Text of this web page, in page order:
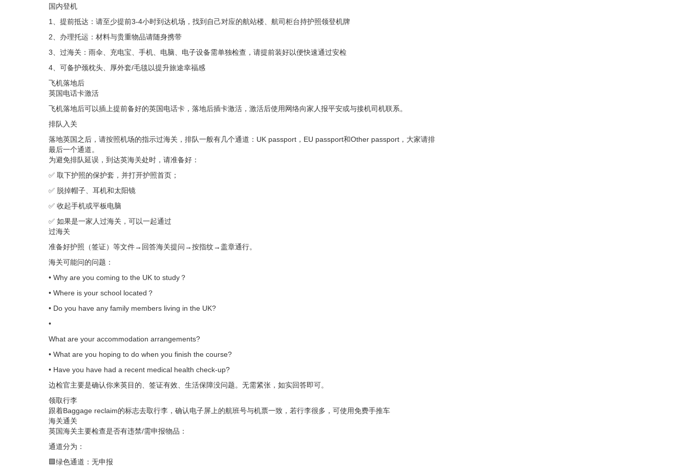
国内登机
1、提前抵达：请至少提前3-4小时到达机场，找到自己对应的航站楼、航司柜台持护照领登机牌
2、办理托运：材料与贵重物品请随身携带
3、过海关：雨伞、充电宝、手机、电脑、电子设备需单独检查，请提前装好以便快速通过安检
4、可备护颈枕头、厚外套/毛毯以提升旅途幸福感
飞机落地后
英国电话卡激活
飞机落地后可以插上提前备好的英国电话卡，落地后插卡激活，激活后使用网络向家人报平安或与接机司机联系。
排队入关
落地英国之后，请按照机场的指示过海关，排队一般有几个通道：UK passport，EU passport和Other passport，大家请排
最后一个通道。
为避免排队延误，到达英海关处时，请准备好：
✅ 取下护照的保护套，并打开护照首页；
✅ 脱掉帽子、耳机和太阳镜
✅ 收起手机或平板电脑
✅ 如果是一家人过海关，可以一起通过
过海关
准备好护照（签证）等文件→回答海关提问→按指纹→盖章通行。
海关可能问的问题：
• Why are you coming to the UK to study？
• Where is your school located？
• Do you have any family members living in the UK?
•
What are your accommodation arrangements?
• What are you hoping to do when you finish the course?
• Have you have had a recent medical health check-up?
边检官主要是确认你来英目的、签证有效、生活保障没问题。无需紧张，如实回答即可。
领取行李
跟着Baggage reclaim的标志去取行李，确认电子屏上的航班号与机票一致，若行李很多，可使用免费手推车
海关通关
英国海关主要检查是否有违禁/需申报物品：
通道分为：
🟩绿色通道：无申报